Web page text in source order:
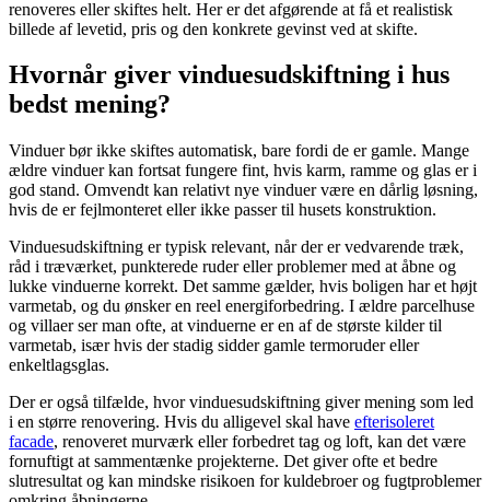
renoveres eller skiftes helt. Her er det afgørende at få et realistisk
billede af levetid, pris og den konkrete gevinst ved at skifte.
Hvornår giver vinduesudskiftning i hus
bedst mening?
Vinduer bør ikke skiftes automatisk, bare fordi de er gamle. Mange
ældre vinduer kan fortsat fungere fint, hvis karm, ramme og glas er i
god stand. Omvendt kan relativt nye vinduer være en dårlig løsning,
hvis de er fejlmonteret eller ikke passer til husets konstruktion.
Vinduesudskiftning er typisk relevant, når der er vedvarende træk,
råd i træværket, punkterede ruder eller problemer med at åbne og
lukke vinduerne korrekt. Det samme gælder, hvis boligen har et højt
varmetab, og du ønsker en reel energiforbedring. I ældre parcelhuse
og villaer ser man ofte, at vinduerne er en af de største kilder til
varmetab, især hvis der stadig sidder gamle termoruder eller
enkeltlagsglas.
Der er også tilfælde, hvor vinduesudskiftning giver mening som led
i en større renovering. Hvis du alligevel skal have efterisoleret
facade, renoveret murværk eller forbedret tag og loft, kan det være
fornuftigt at sammentænke projekterne. Det giver ofte et bedre
slutresultat og kan mindske risikoen for kuldebroer og fugtproblemer